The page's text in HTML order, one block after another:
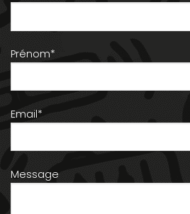
Prénom*
Email*
Message